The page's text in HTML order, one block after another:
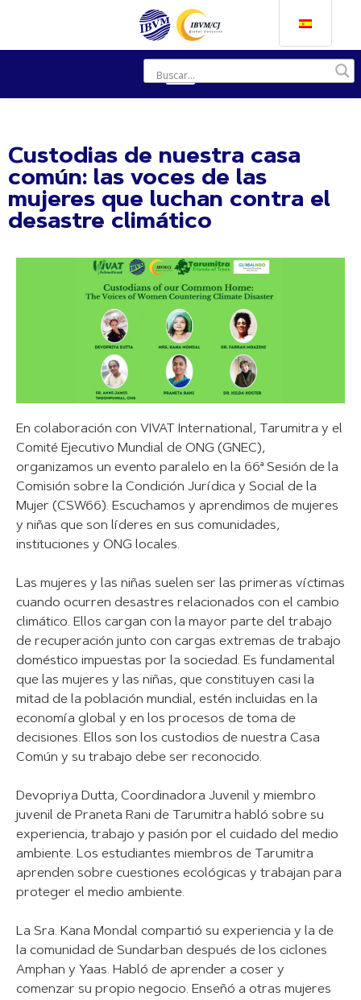
Custodias de nuestra casa
común: las voces de las
mujeres que luchan contra el
desastre climático
En colaboración con VIVAT International, Tarumitra y el
Comité Ejecutivo Mundial de ONG (GNEC),
organizamos un evento paralelo en la 66ª Sesión de la
Comisión sobre la Condición Jurídica y Social de la
Mujer (CSW66). Escuchamos y aprendimos de mujeres
y niñas que son líderes en sus comunidades,
instituciones y ONG locales.
Las mujeres y las niñas suelen ser las primeras víctimas
cuando ocurren desastres relacionados con el cambio
climático. Ellos cargan con la mayor parte del trabajo
de recuperación junto con cargas extremas de trabajo
doméstico impuestas por la sociedad. Es fundamental
que las mujeres y las niñas, que constituyen casi la
mitad de la población mundial, estén incluidas en la
economía global y en los procesos de toma de
decisiones. Ellos son los custodios de nuestra Casa
Común y su trabajo debe ser reconocido.
Devopriya Dutta, Coordinadora Juvenil y miembro
juvenil de Praneta Rani de Tarumitra habló sobre su
experiencia, trabajo y pasión por el cuidado del medio
ambiente. Los estudiantes miembros de Tarumitra
aprenden sobre cuestiones ecológicas y trabajan para
proteger el medio ambiente.
La Sra. Kana Mondal compartió su experiencia y la de
la comunidad de Sundarban después de los ciclones
Amphan y Yaas. Habló de aprender a coser y
comenzar su propio negocio. Enseñó a otras mujeres